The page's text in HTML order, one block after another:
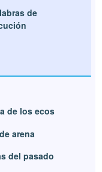
de
de los ecos
arena
del pasado